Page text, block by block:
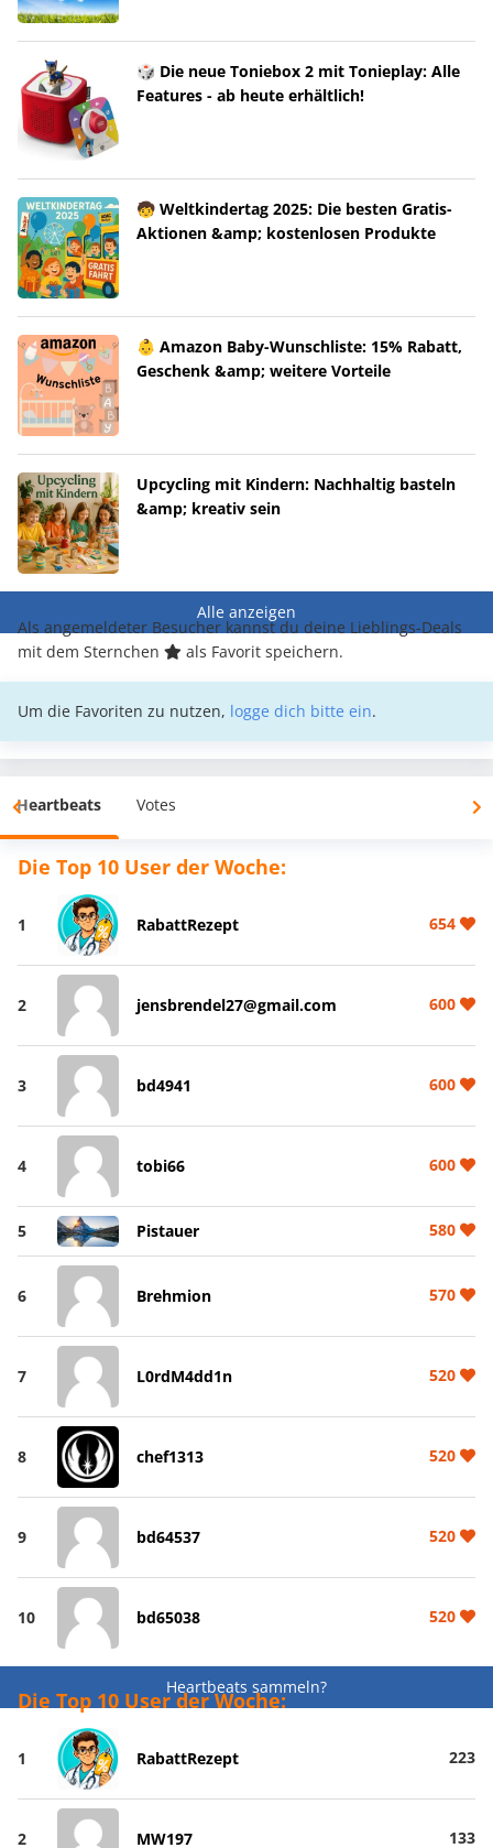
🎲 Die neue Toniebox 2 mit Tonieplay: Alle
Features - ab heute erhältlich!
🧒 Weltkindertag 2025: Die besten Gratis-
Aktionen &amp; kostenlosen Produkte
👶 Amazon Baby-Wunschliste: 15% Rabatt,
Geschenk &amp; weitere Vorteile
Upcycling mit Kindern: Nachhaltig basteln
&amp; kreativ sein
Alle anzeigen
Als angemeldeter Besucher kannst du deine Lieblings-Deals
mit dem Sternchen
als Favorit speichern.
Um die Favoriten zu nutzen, logge dich bitte ein.
Heartbeats Votes
Die Top 10 User der Woche:
1 RabattRezept 654
2 jensbrendel27@gmail.com 600
3 bd4941 600
4 tobi66 600
5 Pistauer 580
6 Brehmion 570
7 L0rdM4dd1n 520
8 chef1313 520
9 bd64537 520
10 bd65038 520
Heartbeats sammeln?
Die Top 10 User der Woche:
1 RabattRezept 223
2 MW197 133